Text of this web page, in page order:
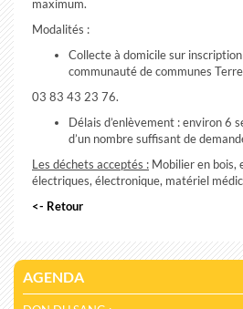
maximum.
Modalités :
Collecte à domicile sur
communauté de communes
03 83 43 23 76.
Délais d’enlèvement : environ 6
d’un nombre suffisant de
Les déchets acceptés : Mobilier en bois,
électriques, électronique, matériel
<- Retour
AGENDA